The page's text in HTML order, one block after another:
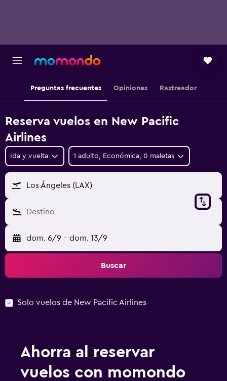
Preguntas frecuentes Opiniones Rastreador
Reserva vuelos en New Pacific
Airlines
Ida y vuelta 1 adulto, Económica, 0 maletas
Los Ángeles (LAX)
Destino
dom. 6/9 - dom. 13/9
Buscar
Solo vuelos de New Pacific Airlines
Ahorra al reservar
vuelos con momondo